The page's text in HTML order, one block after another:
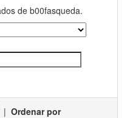
de b00fasqueda.
| Ordenar por